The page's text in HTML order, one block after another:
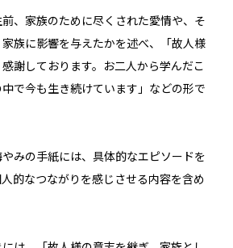
、家族のために尽くされた愛情や、そ
族に影響を与えたかを述べ、「故人様
謝しております。お二人から学んだこ
で今も生き続けています」などの形で
みの手紙には、具体的なエピソードを
的なつながりを感じさせる内容を含め